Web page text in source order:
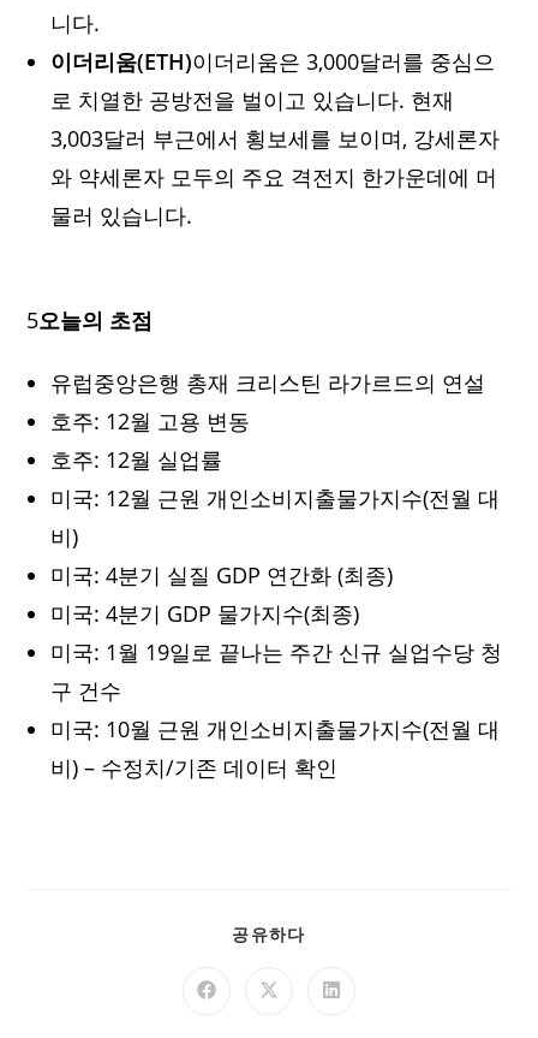
니다.
이더리움(ETH)이더리움은 3,000달러를 중심으
로 치열한 공방전을 벌이고 있습니다. 현재
3,003달러 부근에서 횡보세를 보이며, 강세론자
와 약세론자 모두의 주요 격전지 한가운데에 머
물러 있습니다.
5오늘의 초점
유럽중앙은행 총재 크리스틴 라가르드의 연설
호주: 12월 고용 변동
호주: 12월 실업률
미국: 12월 근원 개인소비지출물가지수(전월 대
비)
미국: 4분기 실질 GDP 연간화 (최종)
미국: 4분기 GDP 물가지수(최종)
미국: 1월 19일로 끝나는 주간 신규 실업수당 청
구 건수
미국: 10월 근원 개인소비지출물가지수(전월 대
비) – 수정치/기존 데이터 확인
공유하다